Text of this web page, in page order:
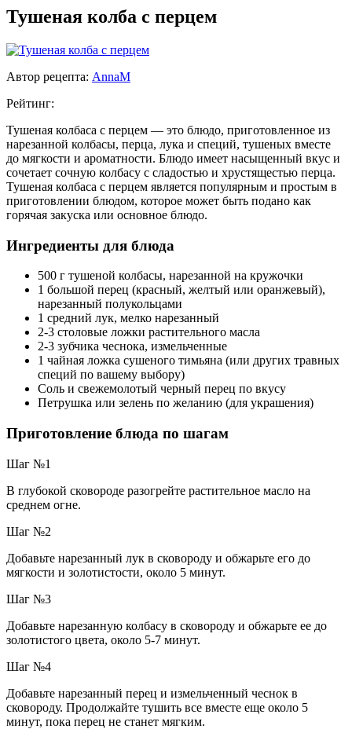
Тушеная колба с перцем
Автор рецепта: AnnaM
Рейтинг:
Тушеная колбаса с перцем — это блюдо, приготовленное из
нарезанной колбасы, перца, лука и специй, тушеных вместе
до мягкости и ароматности. Блюдо имеет насыщенный вкус и
сочетает сочную колбасу с сладостью и хрустящестью перца.
Тушеная колбаса с перцем является популярным и простым в
приготовлении блюдом, которое может быть подано как
горячая закуска или основное блюдо.
Ингредиенты для блюда
500 г тушеной колбасы, нарезанной на кружочки
1 большой перец (красный, желтый или оранжевый),
нарезанный полукольцами
1 средний лук, мелко нарезанный
2-3 столовые ложки растительного масла
2-3 зубчика чеснока, измельченные
1 чайная ложка сушеного тимьяна (или других травных
специй по вашему выбору)
Соль и свежемолотый черный перец по вкусу
Петрушка или зелень по желанию (для украшения)
Приготовление блюда по шагам
Шаг №1
В глубокой сковороде разогрейте растительное масло на
среднем огне.
Шаг №2
Добавьте нарезанный лук в сковороду и обжарьте его до
мягкости и золотистости, около 5 минут.
Шаг №3
Добавьте нарезанную колбасу в сковороду и обжарьте ее до
золотистого цвета, около 5-7 минут.
Шаг №4
Добавьте нарезанный перец и измельченный чеснок в
сковороду. Продолжайте тушить все вместе еще около 5
минут, пока перец не станет мягким.